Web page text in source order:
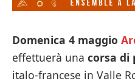
Domenica 4 maggio
effettuerà una corsa di
italo-francese in Valle